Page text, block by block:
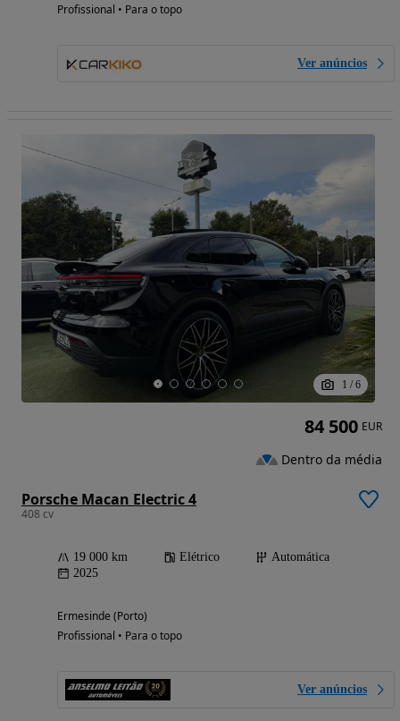
Profissional • Para o topo
Ver anúncios
1 / 6
Porsche Macan Electric 4
408 cv
19 000 km Elétrico
Automática
2025
Ermesinde (Porto)
Profissional • Para o topo
Ver anúncios
84 500 EUR
Dentro da média